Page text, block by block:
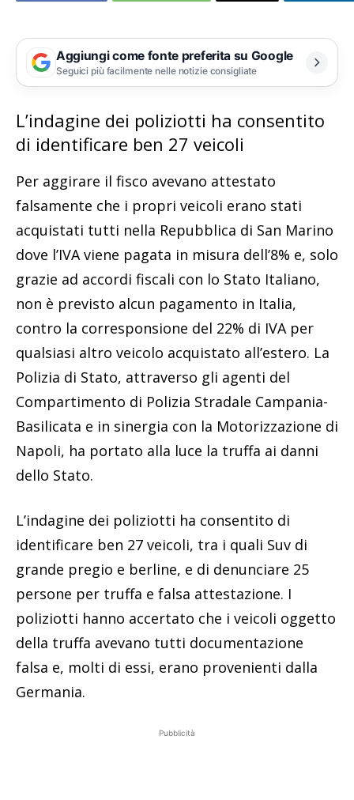
Aggiungi come fonte preferita su Google
Seguici più facilmente nelle notizie consigliate
L’indagine dei poliziotti ha consentito
di identificare ben 27 veicoli
Per aggirare il fisco avevano attestato
falsamente che i propri veicoli erano stati
acquistati tutti nella Repubblica di San Marino
dove l’IVA viene pagata in misura dell’8% e, solo
grazie ad accordi fiscali con lo Stato Italiano,
non è previsto alcun pagamento in Italia,
contro la corresponsione del 22% di IVA per
qualsiasi altro veicolo acquistato all’estero. La
Polizia di Stato, attraverso gli agenti del
Compartimento di Polizia Stradale Campania-
Basilicata e in sinergia con la Motorizzazione di
Napoli, ha portato alla luce la truffa ai danni
dello Stato.
L’indagine dei poliziotti ha consentito di
identificare ben 27 veicoli, tra i quali Suv di
grande pregio e berline, e di denunciare 25
persone per truffa e falsa attestazione. I
poliziotti hanno accertato che i veicoli oggetto
della truffa avevano tutti documentazione
falsa e, molti di essi, erano provenienti dalla
Germania.
Pubblicità